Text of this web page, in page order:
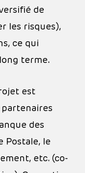
de
les risques),
ce qui
terme.
est
des
Postale, le
etc. (co-